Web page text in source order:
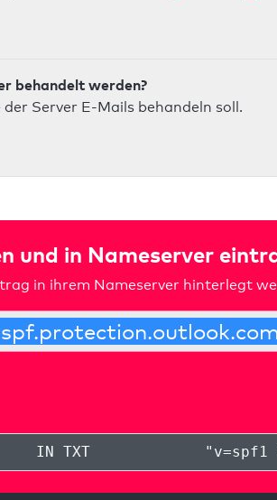
behandelt werden?
Server E-Mails behandeln soll.
und in Nameserver
in ihrem Nameserver hinterlegt
IN TXT "